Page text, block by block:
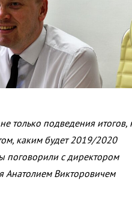
только подведения итогов,
каким будет 2019/2020
поговорили с директором
Анатолием Викторовичем